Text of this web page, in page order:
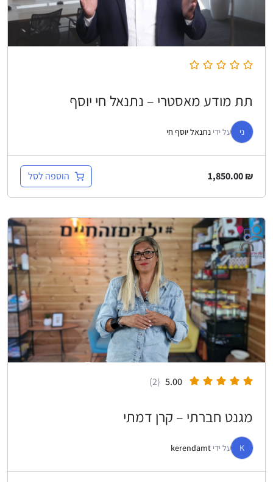
תת מודע מאסטרי – נתנאל חי יוסף
ני על ידי נתנאל יוסף חי
1,850.00₪ הוספה לסל
5.00
(2)
מגנט חברתי – קרן דמתי
K על ידי kerendamt